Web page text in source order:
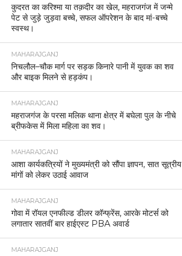
कुदरत का करिश्मा या तक़दीर का खेल, महराजगंज में जन्मे
पेट से जुड़े जुड़वा बच्चे, सफल ऑपरेशन के बाद मां-बच्चे
स्वस्थ।
MAHARAJGANJ
निचलौल–चौक मार्ग पर सड़क किनारे पानी में युवक का शव
और बाइक मिलने से हड़कंप।
MAHARAJGANJ
महराजगंज के परसा मलिक थाना क्षेत्र में बघेला पुल के नीचे
ब्रीफकेस में मिला महिला का शव।
MAHARAJGANJ
आशा कार्यकत्रियों ने मुख्यमंत्री को सौंपा ज्ञापन, सात सूत्रीय
मांगों को लेकर उठाई आवाज
MAHARAJGANJ
गोवा में रॉयल एनफील्ड डीलर कॉन्फ्रेंस, आरके मोटर्स को
लगातार सातवीं बार हाईएस्ट PBA अवार्ड
MAHARAJGANJ